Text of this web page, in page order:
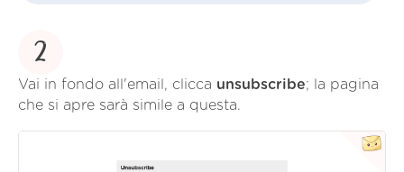
2
Vai in fondo all'email, clicca unsubscribe; la pagina
che si apre sarà simile a questa.